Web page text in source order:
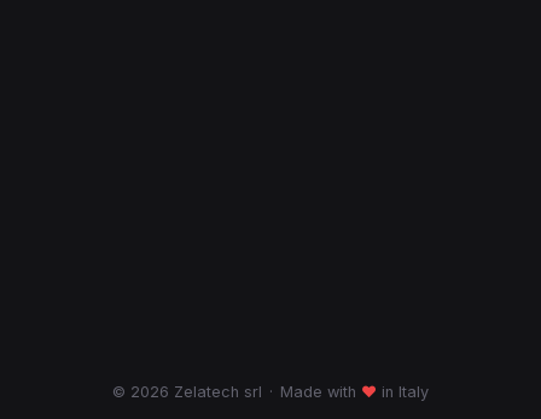
© 2026 Zelatech srl · Made with ♥ in Italy